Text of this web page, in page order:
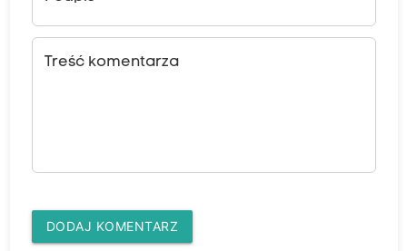
Treść komentarza
DODAJ KOMENTARZ